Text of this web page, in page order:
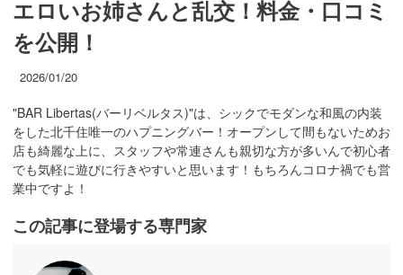
エロいお姉さんと乱交！料金・口コミ
を公開！
2026/01/20
"BAR Libertas(バーリベルタス)"は、シックでモダンな和風の内装
をした北千住唯一のハプニングバー！オープンして間もないためお
店も綺麗な上に、スタッフや常連さんも親切な方が多いんで初心者
でも気軽に遊びに行きやすいと思います！もちろんコロナ禍でも営
業中ですよ！
この記事に登場する専門家